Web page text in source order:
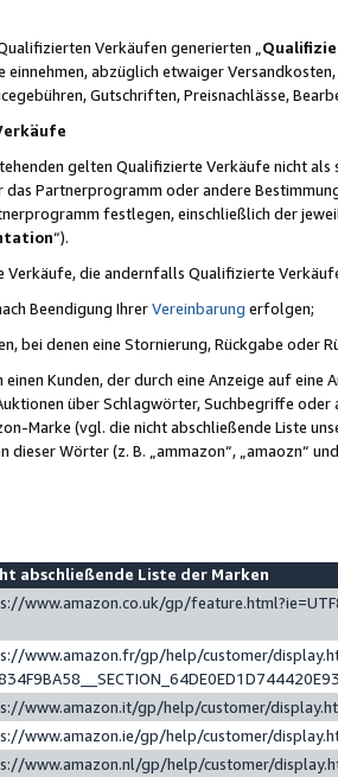
Verkäufen generierten „
abzüglich etwaiger
Gutschriften, Preisnachlässe,
gelten Qualifizierte Verkäufe nicht
Partnerprogramm oder andere
festlegen, einschließlich der
“).
die andernfalls Qualifizierte
Beendigung IhrerVereinbarung erfolgen;
bei denen eine Stornierung, Rückgabe oder
Kunden, der durch eine Anzeige auf
über Schlagwörter, Suchbegriffe
Marke (vgl. die nicht abschließende Liste
dieser Wörter (z. B. „ammazon“, „amaozn“
abschließende Liste der Marken
www.amazon.co.uk/gp/
www.amazon.fr/gp/help/customer/
www.amazon.it/gp/help/customer/
www.amazon.ie/gp/help/customer/
www.amazon.nl/gp/help/customer/